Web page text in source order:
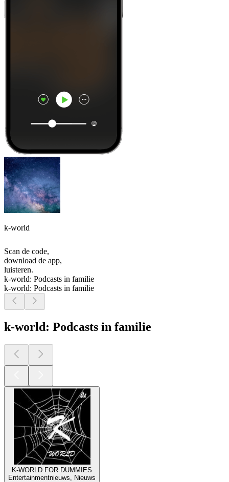
k-world
Scan de code,
download de app,
luisteren.
k-world: Podcasts in familie
k-world: Podcasts in familie
k-world: Podcasts in familie
K-WORLD FOR DUMMIES
Entertainmentnieuws, Nieuws